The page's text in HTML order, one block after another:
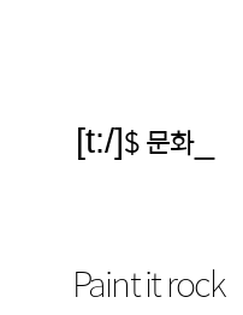
[t:/]$ 문화_
Paint it rock